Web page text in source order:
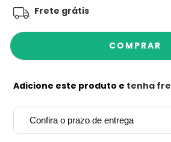
Frete grátis
Adicione este produto e tenha
Confira o prazo de entrega